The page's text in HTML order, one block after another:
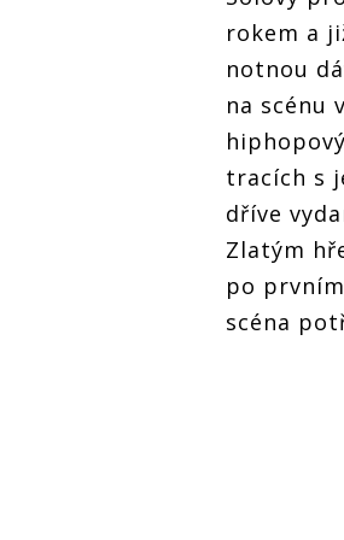
rokem a
notnou
na scénu
tracích s
dříve
Zlatým
po
scéna